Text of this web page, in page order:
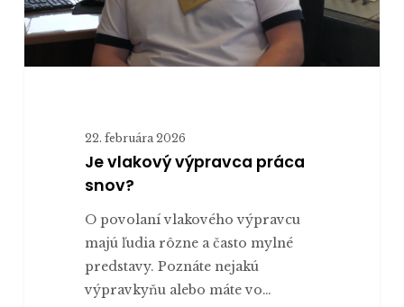
22. februára 2026
Je vlakový výpravca práca
snov?
O povolaní vlakového výpravcu
majú ľudia rôzne a často mylné
predstavy. Poznáte nejakú
výpravkyňu alebo máte vo…